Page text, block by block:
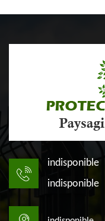
indisponible
indisponible